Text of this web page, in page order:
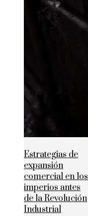
Estrategias de
expansión
comercial en los
imperios antes
de la Revolución
Industrial